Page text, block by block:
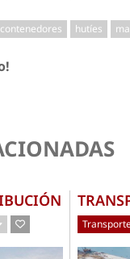
contenedores hutíes